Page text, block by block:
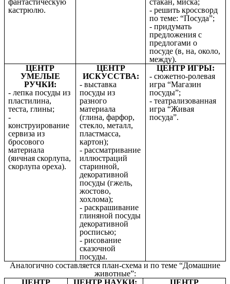
фантастическую
кастрюлю.
стакан, миска;
- решить кроссворд
по теме: “Посуда”;
- придумать
предложения с
предлогами о
посуде (в, на, около,
между).
ЦЕНТР
УМЕЛЫЕ
РУЧКИ:
- лепка посуды из
пластилина,
теста, глины;
-
конструирование
сервиза из
бросового
материала
(яичная скорлупа,
скорлупа ореха).
ЦЕНТР
ИСКУССТВА:
- выставка
посуды из
разного
материала
(глина, фарфор,
стекло, металл,
пластмасса,
картон);
- рассматривание
иллюстраций
старинной,
декоративной
посуды (гжель,
жостово,
хохлома);
- раскрашивание
глиняной посуды
декоративной
росписью;
- рисование
сказочной
посуды.
ЦЕНТР ИГРЫ:
- сюжетно-ролевая
игра “Магазин
посуды”;
- театрализованная
игра “Живая
посуда”.
Аналогично составляется план-схема и по теме “Домашние
животные”:
ЦЕНТР
ЦЕНТР НАУКИ: ЦЕНТР